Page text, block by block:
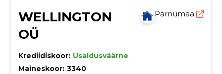
WELLINGTON
OÜ
Pärnumaa
Krediidiskoor: Usaldusväärne
Maineskoor: 3340